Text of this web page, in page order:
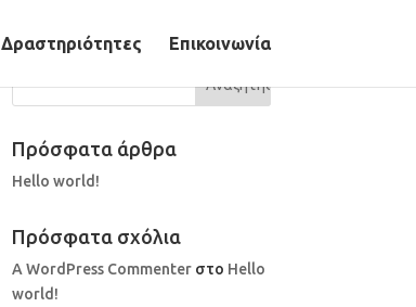
Δραστηριότητες Επικοινωνία
Πρόσφατα άρθρα
Hello world!
Πρόσφατα σχόλια
A WordPress Commenterστο Hello
world!